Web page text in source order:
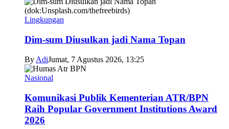
Lingkungan
Dim-sum Diusulkan jadi Nama Topan
By AdiJumat, 7 Agustus 2026, 13:25
Nasional
Komunikasi Publik Kementerian ATR/BPN
Raih Popular Government Institutions Award
2026